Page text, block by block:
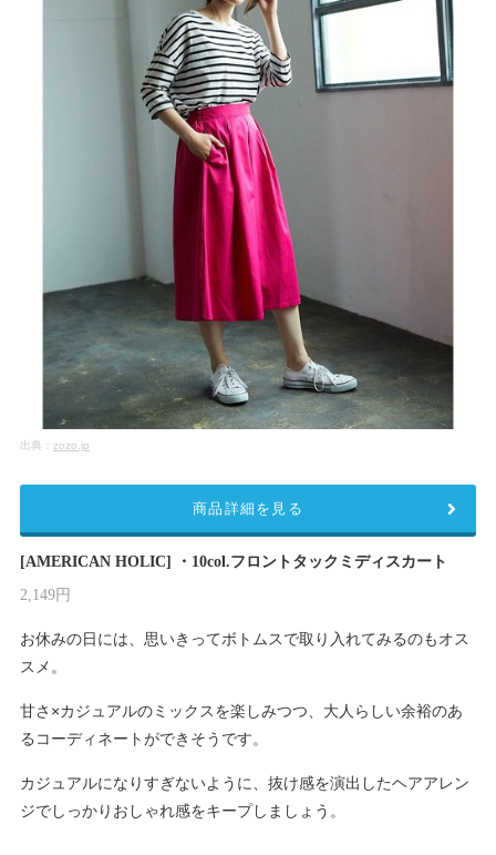
出典： zozo.jp
[AMERICAN HOLIC] ・10col.フロントタックミディスカート
2,149円
お休みの日には、思いきってボトムスで取り入れてみるのもオス
スメ。
甘さ×カジュアルのミックスを楽しみつつ、大人らしい余裕のあ
るコーディネートができそうです。
カジュアルになりすぎないように、抜け感を演出したヘアアレン
ジでしっかりおしゃれ感をキープしましょう。
商品詳細を見る